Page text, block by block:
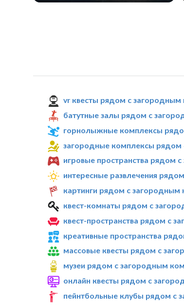
vr квесты рядом с загородным
батутные залы рядом с
горнолыжные комплексы
загородные комплексы рядом
игровые пространства рядом
интересные развлечения
картинги рядом с загородным
квест-комнаты рядом с
квест-пространства рядом с
креативные пространства
массовые квесты рядом с
музеи рядом с загородным
онлайн квесты рядом с
пейнтбольные клубы рядом с